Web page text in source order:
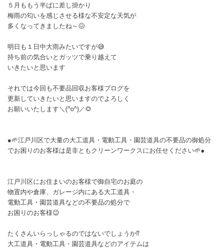
５月ももう半ばに差し掛かり
梅雨の匂いを感じさせる様な不安定な天気が
多くなってきましたね～😖
明日も１日中大雨みたいですが😅
持ち前の気合いとガッツで乗り越えて
いきたいと思います
それでは今回も不要品回収お客様ブログを
更新していきたいと思いますのでよろしく
お願いいたします＼(^o^)／🌻
●🌱江戸川区で大量の大工道具・電動工具・園芸道具の不要品の御処分
でお困りのお客様は是非ともクリーンワークスにお任せください🌱●
江戸川区にお住まいのお客様で御自宅のお庭の
物置内や倉庫、ガレージ内にある大工道具・
電動工具・園芸道具などの不要品の処分で
お困りのお客様😉
たくさんいらっしゃるのではないでしょうか⁉️
大工道具・電動工具・園芸道具などのアイテムは